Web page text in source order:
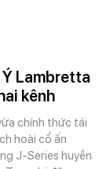
Lambretta
kênh
chính thức tái
hoài cổ ấn
J-Series huyền